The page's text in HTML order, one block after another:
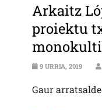
Arkaitz
proiektu
9 URRIA, 2019
Gaur